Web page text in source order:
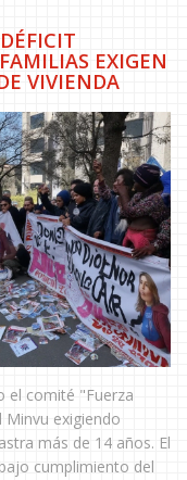
EXIGEN
VIVIENDA
el comité "Fuerza
exigiendo
más de 14 años. El
cumplimiento del